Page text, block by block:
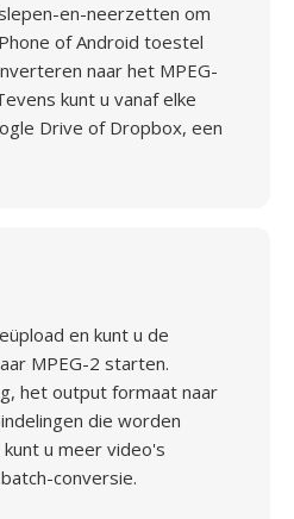
en-neerzetten om
of Android toestel
naar het MPEG-
kunt u vanaf elke
Drive of Dropbox, een
en kunt u de
MPEG-2 starten.
het output formaat naar
die worden
u meer video's
conversie.